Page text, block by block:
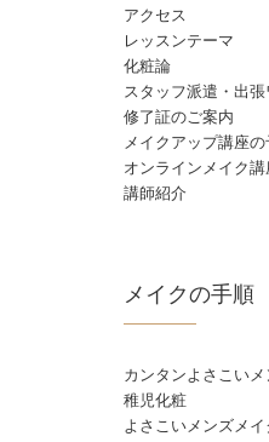
アクセス
レッスンテーマ
化粧論
スタッフ派遣・出
修了証のご案内
メイクアップ講座
オンラインメイク
講師紹介
メイクの手順
カンタンよさこい
稚児化粧
よさこいメンズメイ